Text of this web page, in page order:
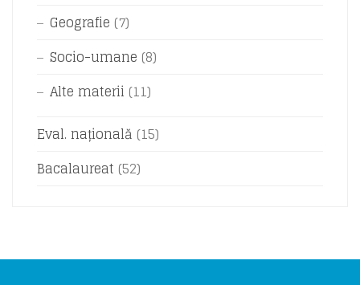
Geografie (7)
Socio-umane (8)
Alte materii (11)
Eval. națională (15)
Bacalaureat (52)